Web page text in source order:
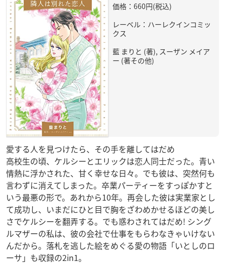
価格：660円(税込)
レーベル：ハーレクインコミッ
クス
藍 まりと (著), スーザン メイア
ー (著その他)
愛する人を見つけたら、その手を離してはだめ
高校生の頃、ケルシーとエリックは恋人同士だった。青い
情熱に浮かされた、甘く幸せな日々。でも彼は、突然何も
言わずに消えてしまった。卒業パーティーをすっぽかすと
いう最悪の形で。あれから10年。再会した彼は実業家とし
て成功し、いまだにひと目で胸をざわめかせるほどの美し
さでケルシーを翻弄する。でも惑わされてはだめ! シング
ルマザーの私は、彼の会社で仕事をもらわなきゃいけない
んだから。落札を逃した絵をめぐる愛の物語「いとしのロ
ーサ」も収録の2in1。